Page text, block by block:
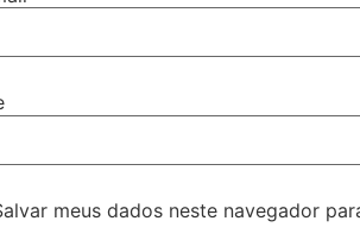
meus dados neste navegador